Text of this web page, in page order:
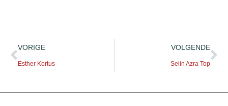
VORIGE
Esther Kortus
VOLGENDE
Selin Azra Top